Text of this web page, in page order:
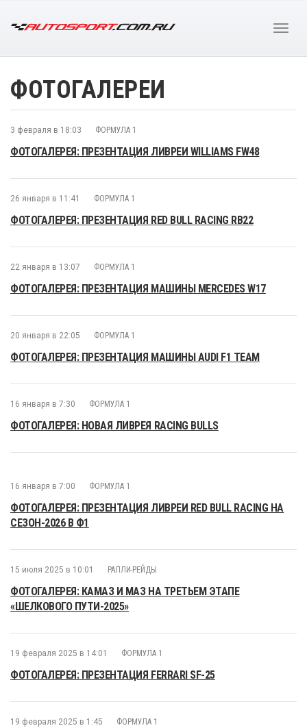
ФОТОГАЛЕРЕИ
3 февраля в 18:03 ФОРМУЛА 1
ФОТОГАЛЕРЕЯ: ПРЕЗЕНТАЦИЯ ЛИВРЕИ WILLIAMS FW48
26 января в 11:41 ФОРМУЛА 1
ФОТОГАЛЕРЕЯ: ПРЕЗЕНТАЦИЯ RED BULL RACING RB22
22 января в 13:07 ФОРМУЛА 1
ФОТОГАЛЕРЕЯ: ПРЕЗЕНТАЦИЯ МАШИНЫ MERCEDES W17
20 января в 22:05 ФОРМУЛА 1
ФОТОГАЛЕРЕЯ: ПРЕЗЕНТАЦИЯ МАШИНЫ AUDI F1 TEAM
16 января в 7:30 ФОРМУЛА 1
ФОТОГАЛЕРЕЯ: НОВАЯ ЛИВРЕЯ RACING BULLS
16 января в 7:00 ФОРМУЛА 1
ФОТОГАЛЕРЕЯ: ПРЕЗЕНТАЦИЯ ЛИВРЕИ RED BULL RACING НА
СЕЗОН-2026 В Ф1
15 июля 2025 в 10:01 РАЛЛИ-РЕЙДЫ
ФОТОГАЛЕРЕЯ: КАМАЗ И МАЗ НА ТРЕТЬЕМ ЭТАПЕ
«ШЕЛКОВОГО ПУТИ-2025»
19 февраля 2025 в 14:01 ФОРМУЛА 1
ФОТОГАЛЕРЕЯ: ПРЕЗЕНТАЦИЯ FERRARI SF-25
19 февраля 2025 в 1:45 ФОРМУЛА 1